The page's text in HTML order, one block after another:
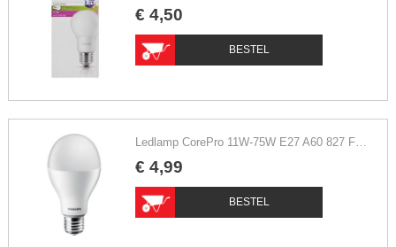
€ 4,50
BESTEL
Ledlamp CorePro 11W-75W E27 A60 827 FR ND extra warm wit
€ 4,99
BESTEL